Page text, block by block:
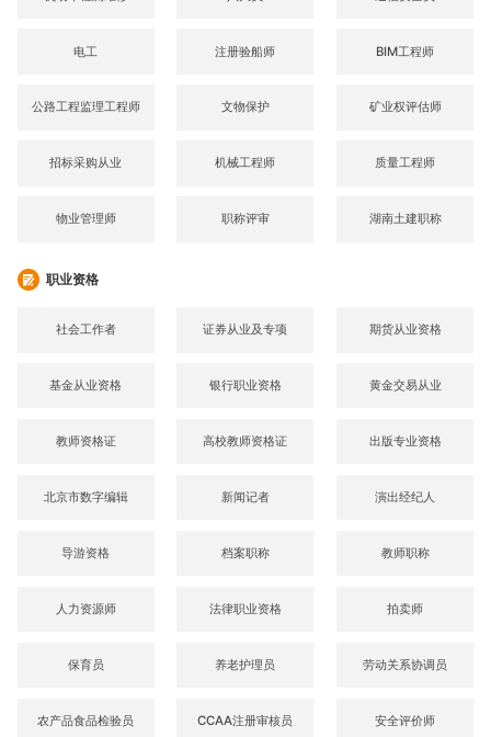
电工 注册验船师 BIM工程师
公路工程监理工程师 文物保护 矿业权评估师
招标采购从业 机械工程师 质量工程师
物业管理师 职称评审 湖南土建职称
职业资格
社会工作者 证券从业及专项 期货从业资格
基金从业资格 银行职业资格 黄金交易从业
教师资格证 高校教师资格证 出版专业资格
北京市数字编辑 新闻记者 演出经纪人
导游资格 档案职称 教师职称
人力资源师 法律职业资格 拍卖师
保育员 养老护理员 劳动关系协调员
农产品食品检验员 CCAA注册审核员 安全评价师